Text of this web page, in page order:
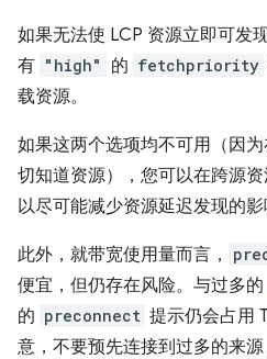
如果无法使 LCP 资源立即可发现
有 "high" 的 fetchpriority
载资源。
如果这两个选项均不可用（因
切知道资源），您可以在跨源
以尽可能减少资源延迟发现的影
此外，就带宽使用量而言，
便宜，但仍存在风险。与过多的
的 preconnect 提示仍会占用
意，不要预先连接到过多的来